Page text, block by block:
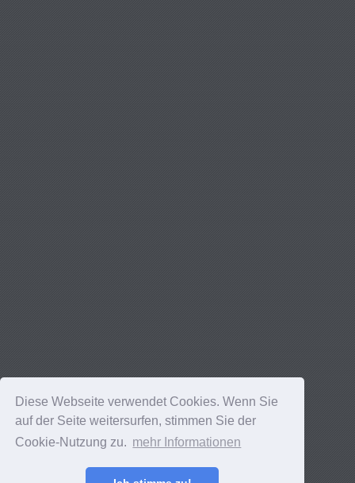
Diese Webseite verwendet Cookies. Wenn Sie
auf der Seite weitersurfen, stimmen Sie der
Cookie-Nutzung zu. mehr Informationen